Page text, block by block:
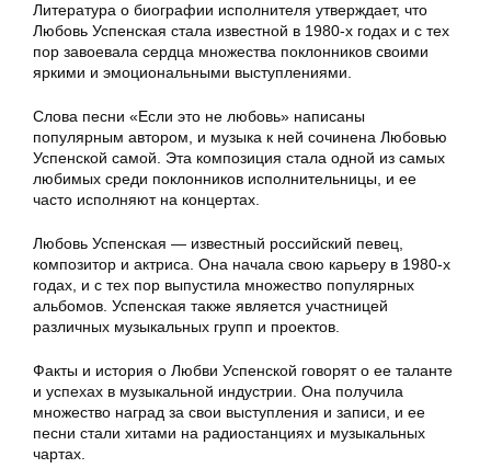
Литература о биографии исполнителя утверждает, что
Любовь Успенская стала известной в 1980-х годах и с тех
пор завоевала сердца множества поклонников своими
яркими и эмоциональными выступлениями.
Слова песни «Если это не любовь» написаны
популярным автором, и музыка к ней сочинена Любовью
Успенской самой. Эта композиция стала одной из самых
любимых среди поклонников исполнительницы, и ее
часто исполняют на концертах.
Любовь Успенская — известный российский певец,
композитор и актриса. Она начала свою карьеру в 1980-х
годах, и с тех пор выпустила множество популярных
альбомов. Успенская также является участницей
различных музыкальных групп и проектов.
Факты и история о Любви Успенской говорят о ее таланте
и успехах в музыкальной индустрии. Она получила
множество наград за свои выступления и записи, и ее
песни стали хитами на радиостанциях и музыкальных
чартах.